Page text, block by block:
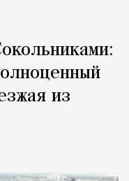
из